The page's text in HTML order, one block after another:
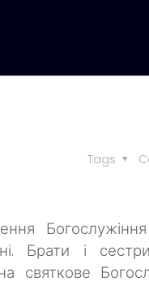
Tags
Брати і
святкове